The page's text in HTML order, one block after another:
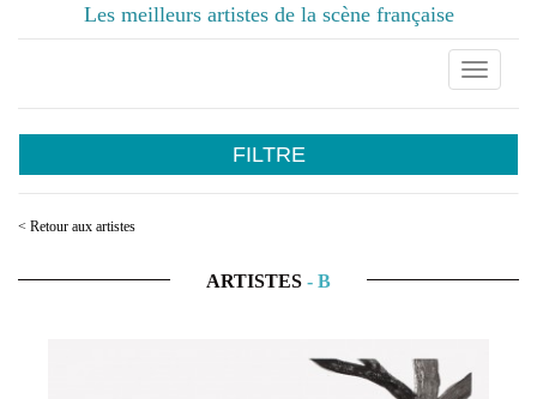
Les meilleurs artistes de la scène française
Toggle
FILTRE
< Retour aux artistes
ARTISTES - B